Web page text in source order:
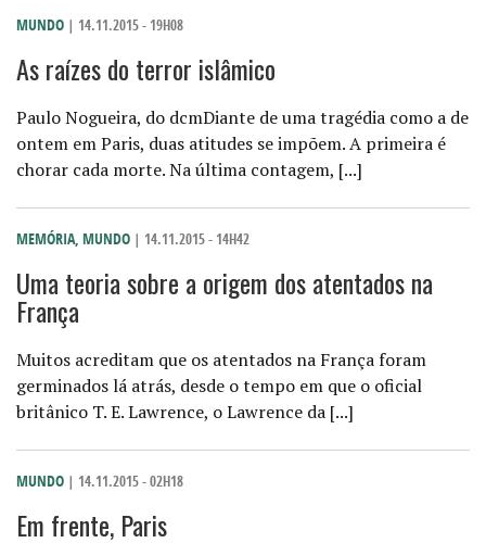
MUNDO | 14.11.2015 - 19H08
As raízes do terror islâmico
Paulo Nogueira, do dcmDiante de uma tragédia como a de
ontem em Paris, duas atitudes se impõem. A primeira é
chorar cada morte. Na última contagem, [...]
MEMÓRIA, MUNDO | 14.11.2015 - 14H42
Uma teoria sobre a origem dos atentados na
França
Muitos acreditam que os atentados na França foram
germinados lá atrás, desde o tempo em que o oficial
britânico T. E. Lawrence, o Lawrence da [...]
MUNDO | 14.11.2015 - 02H18
Em frente, Paris